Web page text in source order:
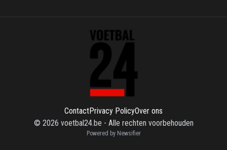
ContactPrivacy PolicyOver ons
© 2026 voetbal24.be - Alle rechten voorbehouden
Powered by Newsifier